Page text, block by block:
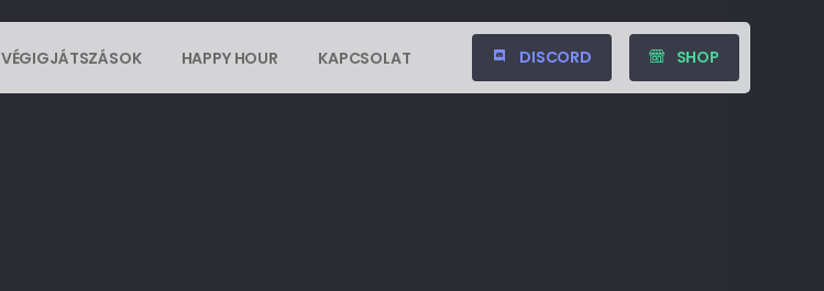
VÉGIGJÁTSZÁSOK HAPPY HOUR KAPCSOLAT DISCORD SHOP